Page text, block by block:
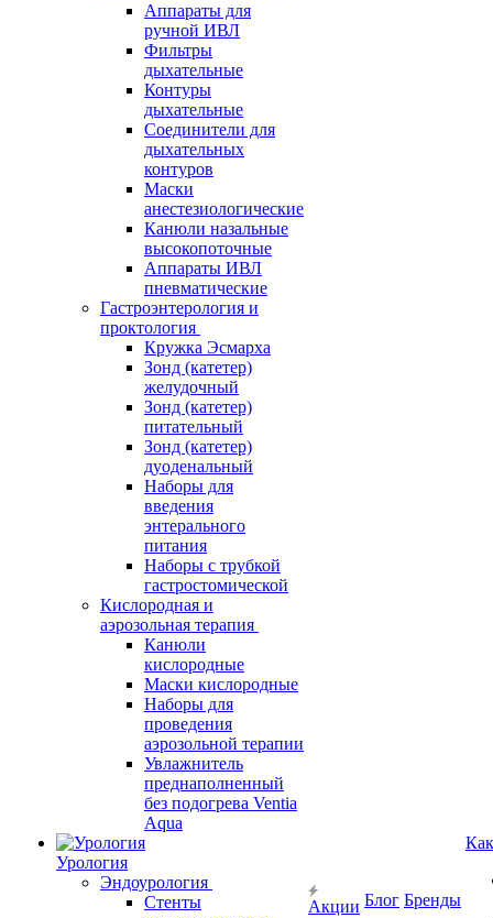
Аппараты для
ручной ИВЛ
Фильтры
дыхательные
Контуры
дыхательные
Соединители для
дыхательных
контуров
Маски
анестезиологические
Канюли назальные
высокопоточные
Аппараты ИВЛ
пневматические
Гастроэнтерология и
проктология
Кружка Эсмарха
Зонд (катетер)
желудочный
Зонд (катетер)
питательный
Зонд (катетер)
дуоденальный
Наборы для
введения
энтерального
питания
Наборы с трубкой
гастростомической
Кислородная и
аэрозольная терапия
Канюли
кислородные
Маски кислородные
Наборы для
проведения
аэрозольной терапии
Увлажнитель
преднаполненный
без подогрева Ventia
Aqua
Урология
Эндоурология
Стенты
Акции Блог Бренды